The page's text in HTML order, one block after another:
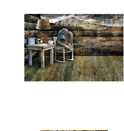
Neue Werke – Auswahl
Alle neuen Werke